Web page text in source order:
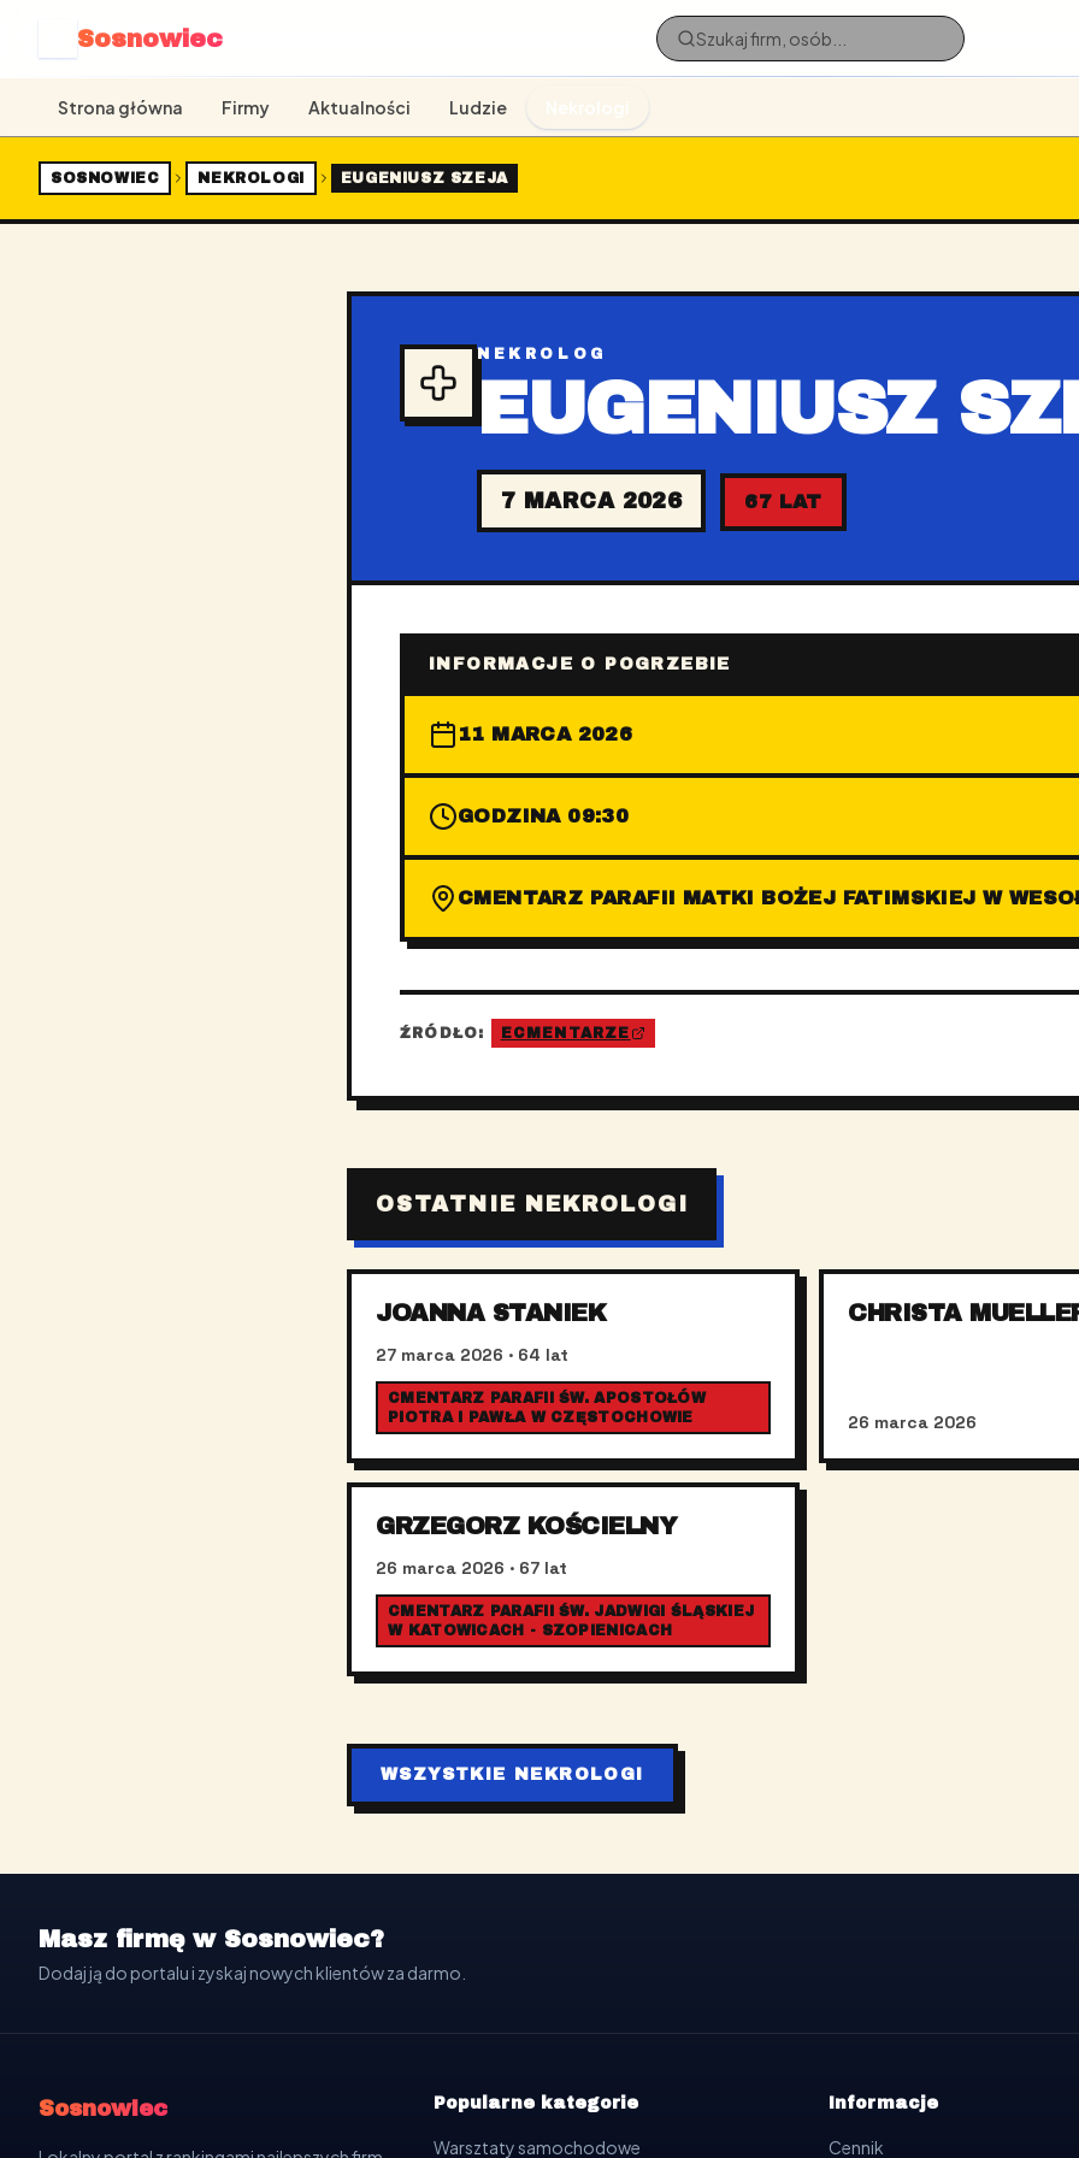
Sosnowiec
Strona główna Firmy Aktualności Ludzie
SOSNOWIEC NEKROLOGI EUGENIUSZ SZEJA
NEKROLOG
EUGENIUSZ
7 MARCA 2026 67 LAT
INFORMACJE O POGRZEBIE
11 MARCA 2026
GODZINA 09:30
CMENTARZ PARAFII MATKI BOŻEJ FATIMSKIEJ W
ŹRÓDŁO: ECMENTARZE
OSTATNIE NEKROLOGI
JOANNA STANIEK
27 marca 2026 · 64 lat
CMENTARZ PARAFII ŚW. APOSTOŁÓW
PIOTRA I PAWŁA W CZĘSTOCHOWIE
CHRISTA
26 marca 2026
GRZEGORZ KOŚCIELNY
26 marca 2026 · 67 lat
CMENTARZ PARAFII ŚW. JADWIGI ŚLĄSKIEJ
W KATOWICACH - SZOPIENICACH
WSZYSTKIE NEKROLOGI
Masz firmę w Sosnowiec?
Dodaj ją do portalu i zyskaj nowych klientów za darmo.
Sosnowiec Popularne kategorie
Warsztaty samochodowe
Informacje
Cennik